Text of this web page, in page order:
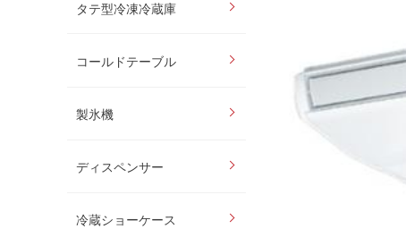
タテ型冷凍冷蔵庫
コールドテーブル
製氷機
ディスペンサー
冷蔵ショーケース